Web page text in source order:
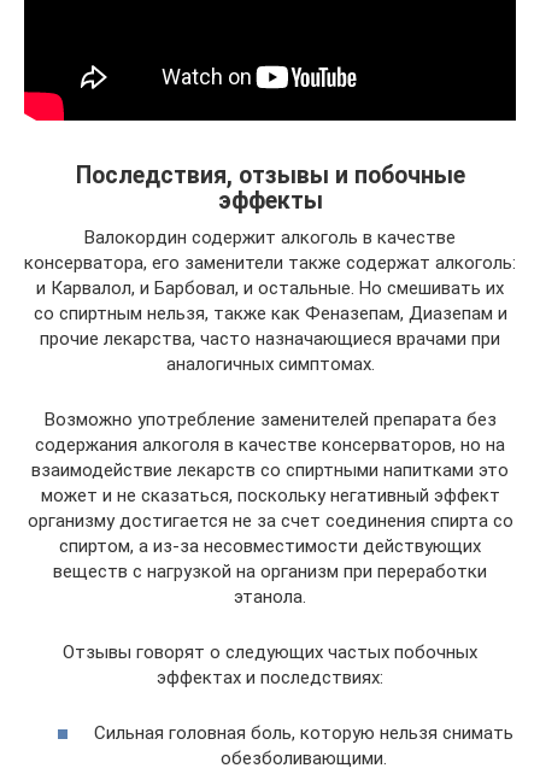
Последствия, отзывы и побочные
эффекты
Валокордин содержит алкоголь в качестве
консерватора, его заменители также содержат алкоголь:
и Карвалол, и Барбовал, и остальные. Но смешивать их
со спиртным нельзя, также как Феназепам, Диазепам и
прочие лекарства, часто назначающиеся врачами при
аналогичных симптомах.
Возможно употребление заменителей препарата без
содержания алкоголя в качестве консерваторов, но на
взаимодействие лекарств со спиртными напитками это
может и не сказаться, поскольку негативный эффект
организму достигается не за счет соединения спирта со
спиртом, а из-за несовместимости действующих
веществ с нагрузкой на организм при переработки
этанола.
Отзывы говорят о следующих частых побочных
эффектах и последствиях:
Сильная головная боль, которую нельзя снимать
обезболивающими.